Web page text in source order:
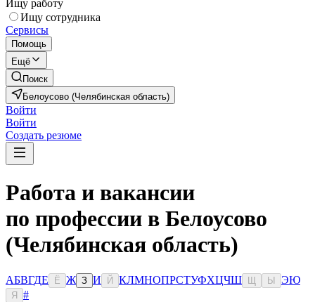
Ищу работу
Ищу сотрудника
Сервисы
Помощь
Ещё
Поиск
Белоусово (Челябинская область)
Войти
Войти
Создать резюме
Работа и вакансии
по профессии в Белоусово
(Челябинская область)
АБВГДЕ Ё Ж З И Й КЛМНОПРСТУФХЦЧШ Ы ЭЮ
Я
#